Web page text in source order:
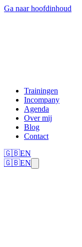
Ga naar hoofdinhoud
Trainingen
Incompany
Agenda
Over mij
Blog
Contact
🇬🇧EN
🇬🇧EN